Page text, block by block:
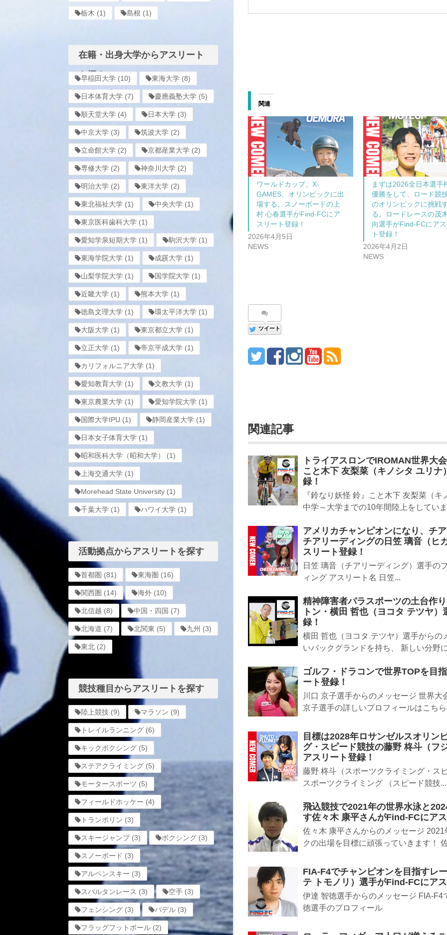
関連
ワールドカップ、X-
GAMES、オリンピックに出
場する。スノーボードの上
村 心春選手がFind-FCにア
スリート登録！
2026年4月5日
NEWS
まずは2026全日本選手
優勝をして、ロード競
のオリンピックに挑戦
る。ロードレースの茂
向選手がFind-FCにア
ト登録！
2026年4月2日
NEWS
ツイート
関連記事
トライアスロンでIROMAN世界大
こと木下 友梨菜（キノシタ ユリ
録！
『鈴なり妖怪 鈴』こと木下 友梨菜（
中学～大学までの10年間陸上をしてい
アメリカチャンピオンになり、チ
チアリーディングの日笠 璃音（ヒ
スリート登録！
日笠 璃音（チアリーディング）選手の
ィング アスリート名 日笠...
精神障害者パラスポーツの土台作
トン・横田 哲也（ヨコタ テツヤ
録！
横田 哲也（ヨコタ テツヤ）選手から
いバックグランドを持ち、 新しい分野
ゴルフ・ドラコンで世界TOPを目
ート登録！
川口 京子選手からのメッセージ 世界
京子選手の詳しいプロフィールはこち
目標は2028年ロサンゼルスオリン
グ・スピード競技の藤野 柊斗（フ
アスリート登録！
藤野 柊斗（スポーツクライミング・ス
スポーツクライミング （スピード競技...
飛込競技で2021年の世界水泳と
す佐々木 康平さんがFind-FCにア
佐々木 康平さんからのメッセージ
クの出場を目標に頑張っていきます！
FIA-F4でチャンピオンを目指すレ
テ トモノリ）選手がFind-FCにア
伊達 智徳選手からのメッセージ FIA-
徳選手のプロフィール
栃木 (1) 島根 (1)
在籍・出身大学からアスリート
を探す
早稲田大学 (10) 東海大学 (8)
日本体育大学 (7) 慶應義塾大学 (5)
順天堂大学 (4) 日本大学 (3)
中京大学 (3) 筑波大学 (2)
立命館大学 (2) 京都産業大学 (2)
専修大学 (2) 神奈川大学 (2)
明治大学 (2) 東洋大学 (2)
東北福祉大学 (1) 中央大学 (1)
東京医科歯科大学 (1)
愛知学泉短期大学 (1) 駒沢大学 (1)
東海学院大学 (1) 成蹊大学 (1)
山梨学院大学 (1) 国学院大学 (1)
近畿大学 (1) 熊本大学 (1)
徳島文理大学 (1) 環太平洋大学 (1)
大阪大学 (1) 東京都立大学 (1)
立正大学 (1) 帝京平成大学 (1)
カリフォルニア大学 (1)
愛知教育大学 (1) 文教大学 (1)
東京農業大学 (1) 愛知学院大学 (1)
国際大学IPU (1) 静岡産業大学 (1)
日本女子体育大学 (1)
昭和医科大学（昭和大学） (1)
上海交通大学 (1)
Morehead State University (1)
千葉大学 (1) ハワイ大学 (1)
活動拠点からアスリートを探す
首都圏 (81) 東海圏 (16)
関西圏 (14) 海外 (10)
北信越 (8) 中国・四国 (7)
北海道 (7) 北関東 (5) 九州 (3)
東北 (2)
競技種目からアスリートを探す
陸上競技 (9) マラソン (9)
トレイルランニング (6)
キックボクシング (5)
ステアクライミング (5)
モータースポーツ (5)
フィールドホッケー (4)
トランポリン (3)
スキージャンプ(3) ボクシング (3)
スノーボード (3)
アルペンスキー (3)
スパルタンレース (3) 空手 (3)
フェンシング (3) パデル (3)
フラッグフットボール (2)